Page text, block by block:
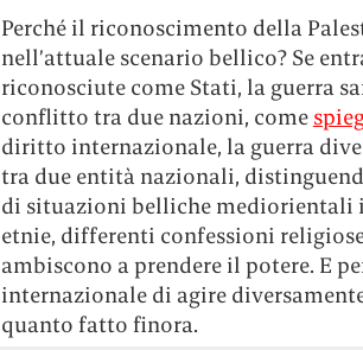
Perché il riconoscimento della
nell’attuale scenario bellico? Se
riconosciute come Stati, la guerra
conflitto tra due nazioni, come
diritto internazionale, la guerra
tra due entità nazionali,
di situazioni belliche mediorientali
etnie, differenti confessioni
ambiscono a prendere il potere. E
internazionale di agire
quanto fatto finora.